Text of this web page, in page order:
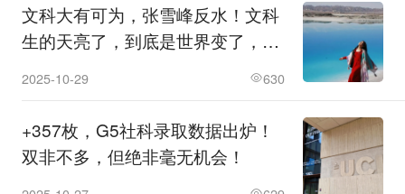
文科大有可为，张雪峰反水！文科
生的天亮了，到底是世界变了，还
2025-10-29 630
+357枚，G5社科录取数据出炉！
双非不多，但绝非毫无机会！